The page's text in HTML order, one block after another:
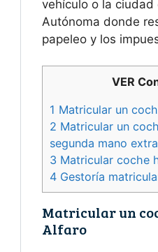
vehículo o la ciudad
Autónoma donde
papeleo y los
VER
1 Matricular un
2 Matricular un
segunda mano
3 Matricular coche
4 Gestoría
Matricular un
Alfaro